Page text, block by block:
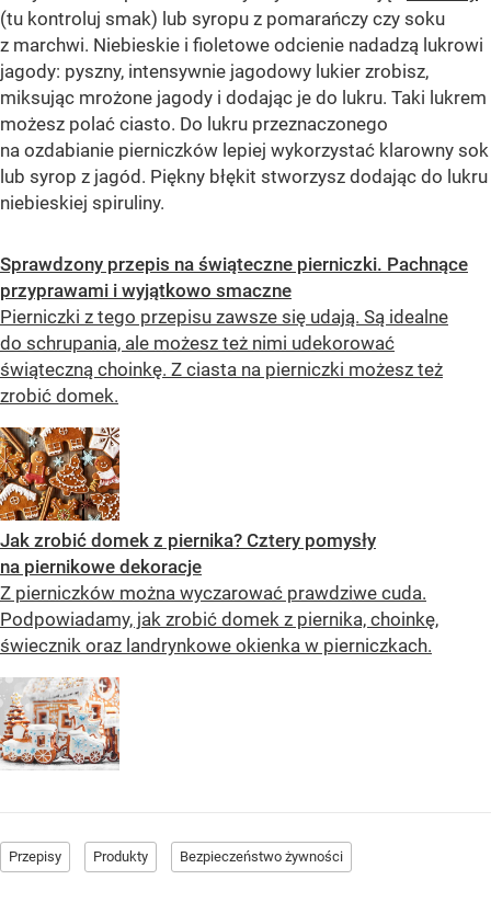
(tu kontroluj smak) lub syropu z pomarańczy czy soku
z marchwi. Niebieskie i fioletowe odcienie nadadzą lukrowi
jagody: pyszny, intensywnie jagodowy lukier zrobisz,
miksując mrożone jagody i dodając je do lukru. Taki lukrem
możesz polać ciasto. Do lukru przeznaczonego
na ozdabianie pierniczków lepiej wykorzystać klarowny sok
lub syrop z jagód. Piękny błękit stworzysz dodając do lukru
niebieskiej spiruliny.
Sprawdzony przepis na świąteczne pierniczki. Pachnące
przyprawami i wyjątkowo smaczne
Pierniczki z tego przepisu zawsze się udają. Są idealne
do schrupania, ale możesz też nimi udekorować
świąteczną choinkę. Z ciasta na pierniczki możesz też
zrobić domek.
Jak zrobić domek z piernika? Cztery pomysły
na piernikowe dekoracje
Z pierniczków można wyczarować prawdziwe cuda.
Podpowiadamy, jak zrobić domek z piernika, choinkę,
świecznik oraz landrynkowe okienka w pierniczkach.
Przepisy Produkty Bezpieczeństwo żywności